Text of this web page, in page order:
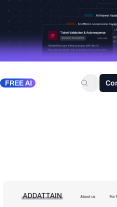
FREE AI